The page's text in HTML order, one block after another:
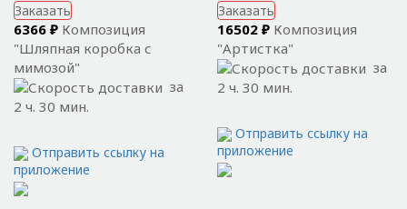
Заказать
6366 ₽ Композиция
"Шляпная коробка с
мимозой"
за
2 ч. 30 мин.
Отправить ссылку на
приложение
Заказать
16502 ₽ Композиция
"Артистка"
за
2 ч. 30 мин.
Отправить ссылку на
приложение